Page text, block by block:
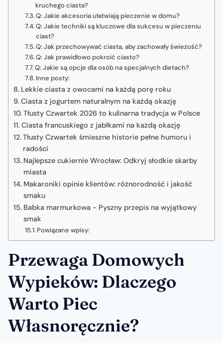
kruchego ciasta?
Q: Jakie akcesoria ułatwiają pieczenie w domu?
Q: Jakie techniki są kluczowe dla sukcesu w pieczeniu
ciast?
Q: Jak przechowywać ciasta, aby zachowały świeżość?
Q: Jak prawidłowo pokroić ciasto?
Q: Jakie są opcje dla osób na specjalnych dietach?
Inne posty:
Lekkie ciasta z owocami na każdą porę roku
Ciasta z jogurtem naturalnym na każdą okazję
Tłusty Czwartek 2026 to kulinarna tradycja w Polsce
Ciasta francuskiego z jabłkami na każdą okazję
Tłusty Czwartek śmieszne historie pełne humoru i
radości
Najlepsze cukiernie Wrocław: Odkryj słodkie skarby
miasta
Makaroniki opinie klientów: różnorodność i jakość
smaku
Babka marmurkowa - Pyszny przepis na wyjątkowy
smak
Powiązane wpisy:
Przewaga Domowych
Wypieków: Dlaczego
Warto Piec
Własnoręcznie?